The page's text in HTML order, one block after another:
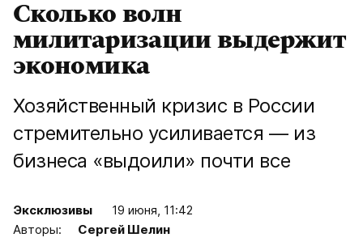
Сколько волн
милитаризации выдержит
экономика
Хозяйственный кризис в России
стремительно усиливается — из
бизнеса «выдоили» почти все
Эксклюзивы
19 июня, 11:42
Авторы:
Сергей Шелин